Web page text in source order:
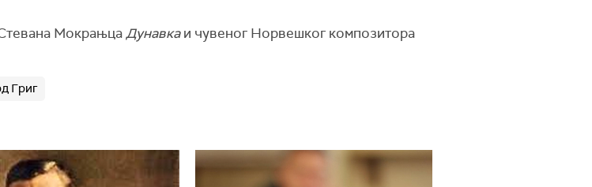
МокрањцаДунавкаи чувеног Норвешког композитора
Григ